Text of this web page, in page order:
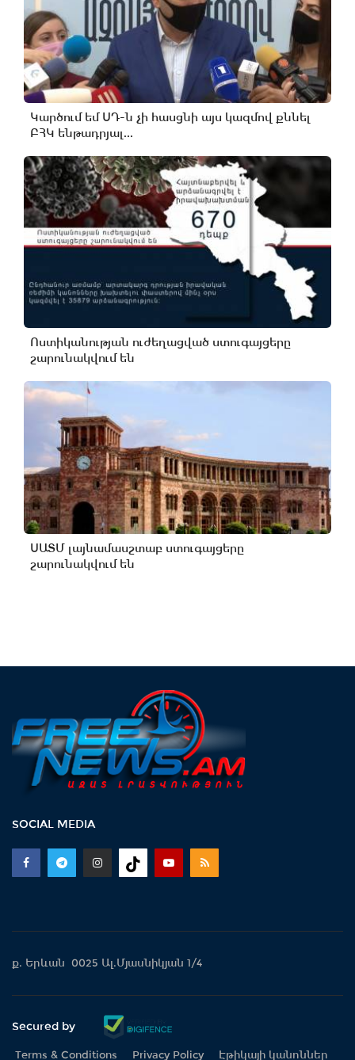
Կարծում եմ ՍԴ-ն չի հասցնի այս կազմով քննել
ԲՀԿ ենթադրյալ...
Ոստիկանության ուժեղացված ստուգայցերը
շարունակվում են
ՍԱՏՄ լայնամասշտաբ ստուգայցերը
շարունակվում են
SOCIAL MEDIA
ք. Երևան 0025 Ալ.Մյասնիկյան 1/4
Secured by
Terms & Conditions Privacy Policy Էթիկայի կանոններ